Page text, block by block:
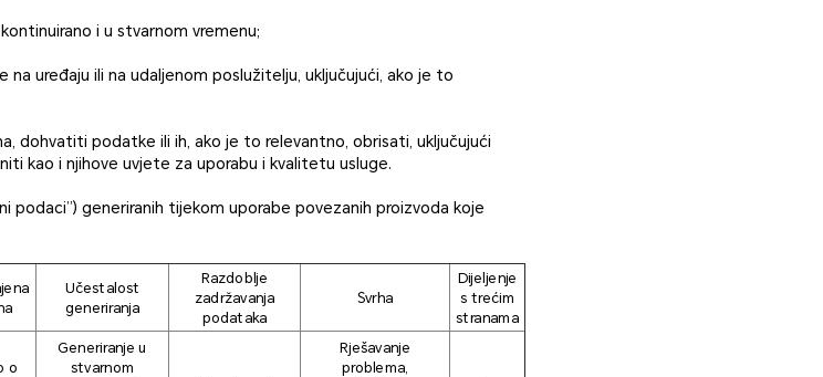
i u stvarnom vremenu;
uređaju ili na udaljenom poslužitelju, uključujući, ako je to
dohvatiti podatke ili ih, ako je to relevantno, obrisati, uključujući
kao i njihove uvjete za uporabu i kvalitetu usluge.
podaci”) generiranih tijekom uporabe povezanih proizvoda koje
Učestalost
generiranja
Razdoblje
zadržavanja
podataka
Svrha
Dijeljenje
s trećim
stranama
o
Generiranje u
stvarnom
Rješavanje
problema,